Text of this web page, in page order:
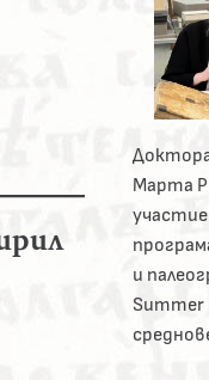
Марта
и